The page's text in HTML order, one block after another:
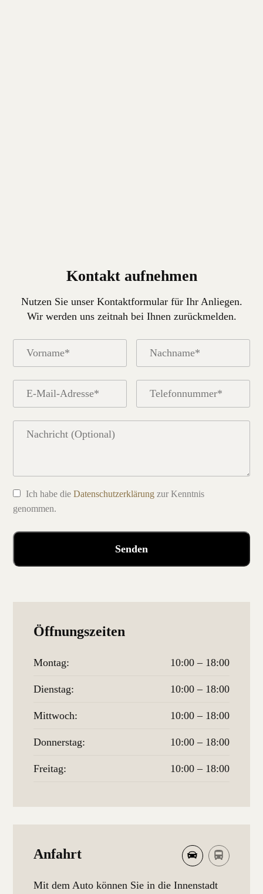
Kontakt aufnehmen
Nutzen Sie unser Kontaktformular für Ihr Anliegen.
Wir werden uns zeitnah bei Ihnen zurückmelden.
Ich habe dieDatenschutzerklärung zur Kenntnis
genommen.
Öffnungszeiten
Montag: 10:00 – 18:00
Dienstag: 10:00 – 18:00
Mittwoch: 10:00 – 18:00
Donnerstag: 10:00 – 18:00
Freitag: 10:00 – 18:00
Anfahrt
Mit dem Auto können Sie in die Innenstadt